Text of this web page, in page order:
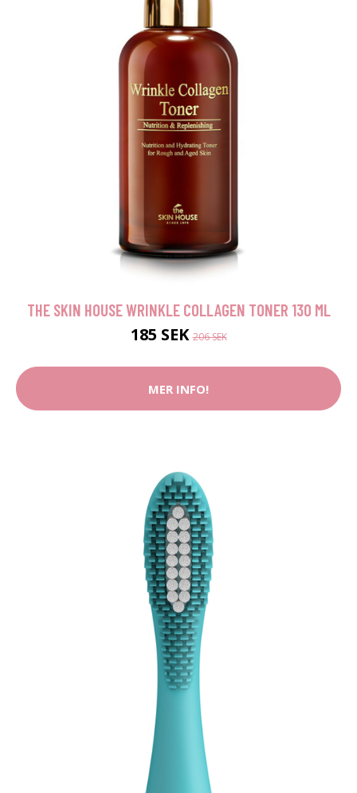
THE SKIN HOUSE WRINKLE COLLAGEN TONER 130 ML
185 SEK206 SEK
MER INFO!